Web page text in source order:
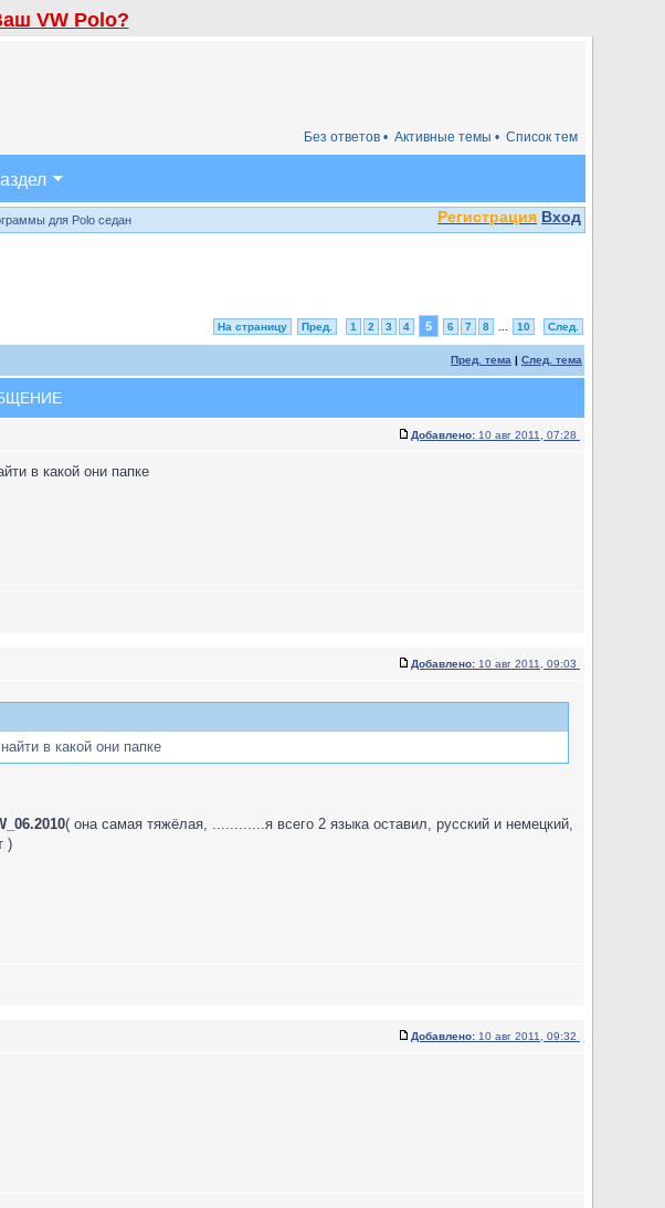
VW Polo?
Список тем
Активные темы •
Без ответов •
Регистрация Вход
для Polo седан
На страницу Пред. 1 2 3 4 5 6 7 8 10 След.
Пред. тема | След. тема
Добавлено: 10 авг 2011, 07:28
в какой они папке
Добавлено: 10 авг 2011, 09:03
в какой они папке
( она самая тяжёлая, ............я всего 2 языка оставил, русский и немецкий,
)
Добавлено: 10 авг 2011, 09:32